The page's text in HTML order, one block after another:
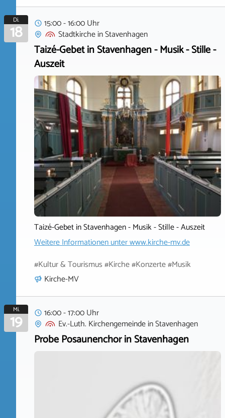
Di.
18
15:00 - 16:00 Uhr
StadtkircheinStavenhagen
Taizé-Gebet in Stavenhagen - Musik - Stille -
Auszeit
Taizé-Gebet in Stavenhagen - Musik - Stille - Auszeit
Weitere Informationen unterwww.kirche-mv.de
#Kultur & Tourismus #Kirche #Konzerte #Musik
Kirche-MV
Mi.
19
16:00 - 17:00 Uhr
Ev.-Luth. KirchengemeindeinStavenhagen
Probe Posaunenchor in Stavenhagen